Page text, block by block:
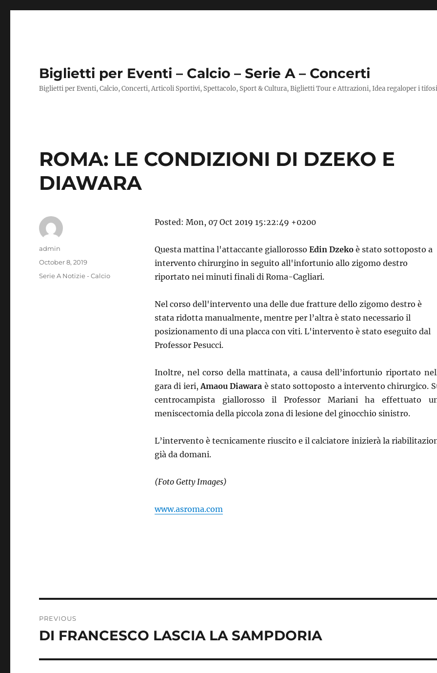
Biglietti per Eventi – Calcio – Serie A – Concerti
Biglietti per Eventi, Calcio, Concerti, Articoli Sportivi, Spettacolo, Sport & Cultura, Biglietti Tour e Attrazioni, Idea regaloper i
ROMA: LE CONDIZIONI DI DZEKO E
DIAWARA
Posted: Mon, 07 Oct 2019 15:22:49 +0200
Questa mattina l'attaccante giallorosso Edin Dzekoè stato sottoposto a
intervento chirurgino in seguito all'infortunio allo zigomo destro
riportato nei minuti finali di Roma-Cagliari.
Nel corso dell'intervento una delle due fratture dello zigomo destro è
stata ridotta manualmente, mentre per l’altra è stato necessario il
posizionamento di una placca con viti. L'intervento è stato eseguito dal
Professor Pesucci.
Inoltre, nel corso della mattinata, a causa dell’infortunio riportato
gara di ieri,Amaou Diawara è stato sottoposto a intervento chirurgico.
centrocampista giallorosso il Professor Mariani ha effettuato
meniscectomia della piccola zona di lesione del ginocchio sinistro.
L’intervento è tecnicamente riuscito e il calciatore inizierà la
già da domani.
(Foto Getty Images)
www.asroma.com
Author
admin
Posted
October 8, 2019
Categories
Serie A Notizie - Calcio
navigation
PREVIOUS
Previous
DI FRANCESCO LASCIA LA SAMPDORIA